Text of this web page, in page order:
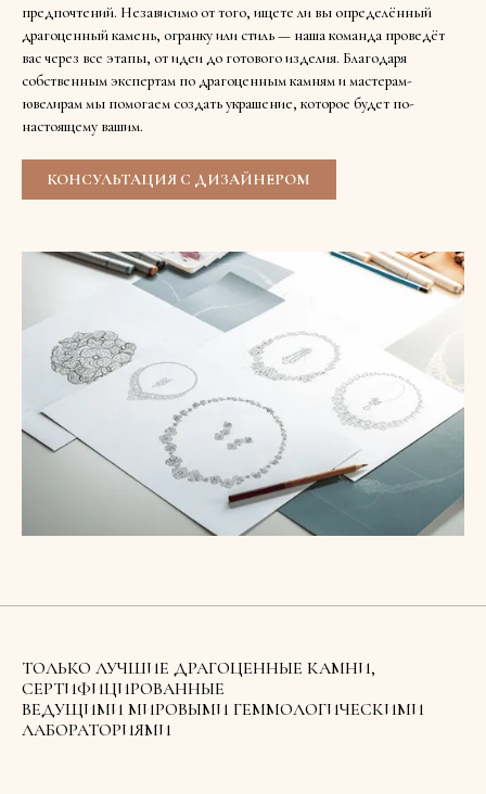
предпочтений. Независимо от того, ищете ли вы определённый
драгоценный камень, огранку или стиль — наша команда проведёт
вас через все этапы, от идеи до готового изделия. Благодаря
собственным экспертам по драгоценным камням и мастерам-
ювелирам мы помогаем создать украшение, которое будет по-
настоящему вашим.
КОНСУЛЬТАЦИЯ С ДИЗАЙНЕРОМ
ТОЛЬКО ЛУЧШИЕ ДРАГОЦЕННЫЕ КАМНИ,
СЕРТИФИЦИРОВАННЫЕ
ВЕДУЩИМИ МИРОВЫМИ ГЕММОЛОГИЧЕСКИМИ
ЛАБОРАТОРИЯМИ